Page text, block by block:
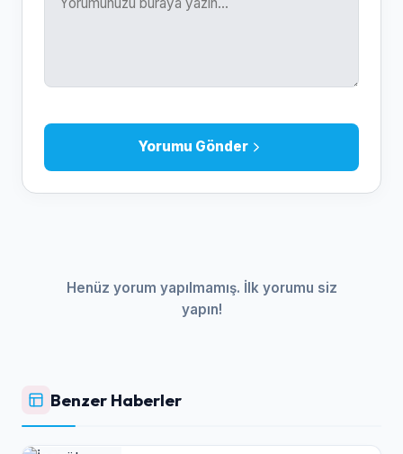
Yorumu Gönder
Henüz yorum yapılmamış. İlk yorumu siz
yapın!
Benzer Haberler